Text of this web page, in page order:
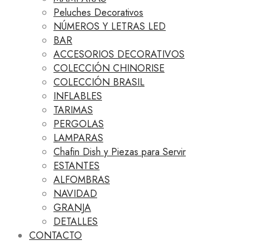
Peluches Decorativos
NÚMEROS Y LETRAS LED
BAR
ACCESORIOS DECORATIVOS
COLECCIÓN CHINORISE
COLECCIÓN BRASIL
INFLABLES
TARIMAS
PERGOLAS
LAMPARAS
Chafin Dish y Piezas para Servir
ESTANTES
ALFOMBRAS
NAVIDAD
GRANJA
DETALLES
CONTACTO